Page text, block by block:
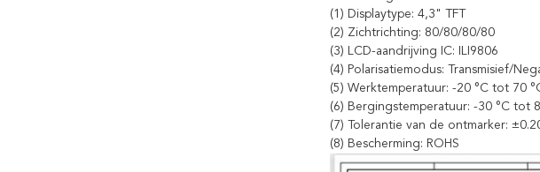
(1) Displaytype: 4,3" TFT
(2) Zichtrichting: 80/80/80/80
(3) LCD-aandrijving IC: ILI9806
(4) Polarisatiemodus: Transmisief/
(5) Werktemperatuur: -20 °C tot 70
(6) Bergingstemperatuur: -30 °C tot
(7) Tolerantie van de ontmarker:
(8) Bescherming: ROHS